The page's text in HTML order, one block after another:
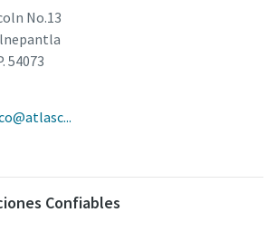
No.13
54073
Confiables